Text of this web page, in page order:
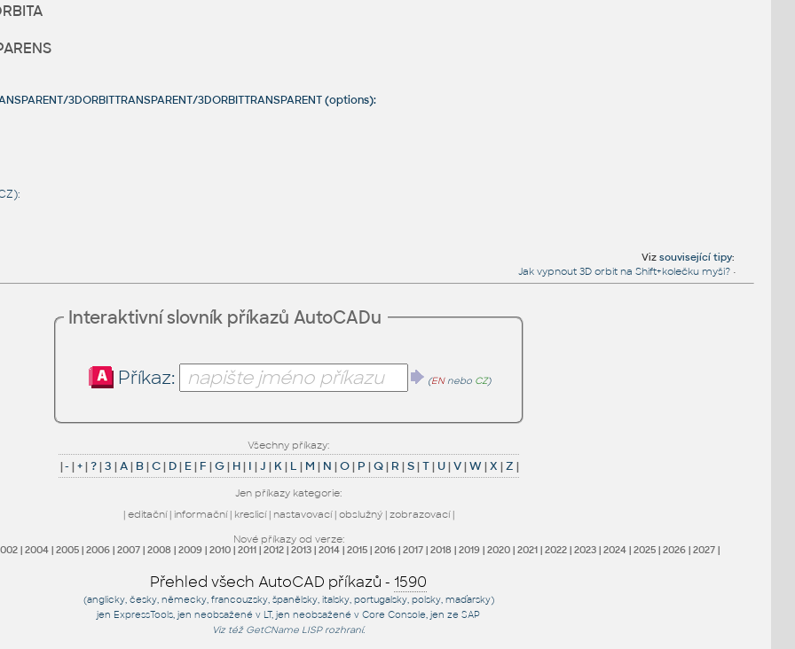
3DORBITTRANSPARENT/3DORBITTRANSPARENT (options):
Vizsouvisející tipy:
Jak vypnout 3D orbit na Shift+kolečku myši? •
Interaktivní slovník příkazů AutoCADu
Příkaz: (ENnebo CZ)
Všechny příkazy:
|- |+|?|3 |A| B|C| D| E| F |G| H| I |J | K| L | M | N |O| P |Q| R |S|T| U|V|W|X |Z |
Jen příkazy kategorie:
| editační| informační| kreslicí| nastavovací| obslužný| zobrazovací|
Nové příkazy od verze:
| 2004| 2005| 2006| 2007| 2008 | 2009| 2010| 2011| 2012| 2013| 2014| 2015| 2016| 2017| 2018 | 2019| 2020| 2021| 2022| 2023| 2024| 2025| 2026| 2027|
Přehled všech AutoCAD příkazů - 1590
(anglicky, česky, německy, francouzsky, španělsky, italsky, portugalsky, polsky, maďarsky)
jen ExpressTools, jenneobsažené v LT, jenneobsažené v Core Console, jenze SAP
Viz též GetCName LISP rozhraní.